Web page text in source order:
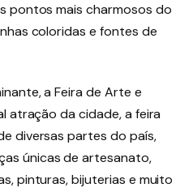
pontos mais charmosos do
coloridas e fontes de
a Feira de Arte e
atração da cidade, a feira
diversas partes do país,
únicas de artesanato,
pinturas, bijuterias e muito